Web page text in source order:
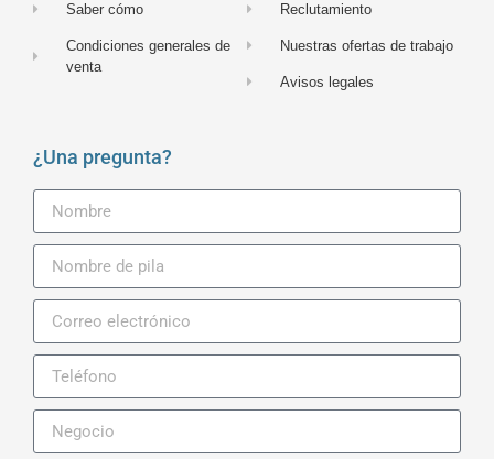
Saber cómo
Condiciones generales de
venta
Reclutamiento
Nuestras ofertas de trabajo
Avisos legales
¿Una pregunta?